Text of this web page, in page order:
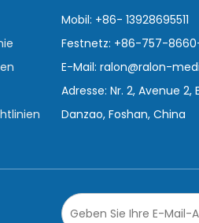
Mobil: +86- 13928695511
Festnetz: +86-757-
E-Mail:ralon@ralon-
Adresse: Nr. 2, Avenue
Danzao, Foshan, China